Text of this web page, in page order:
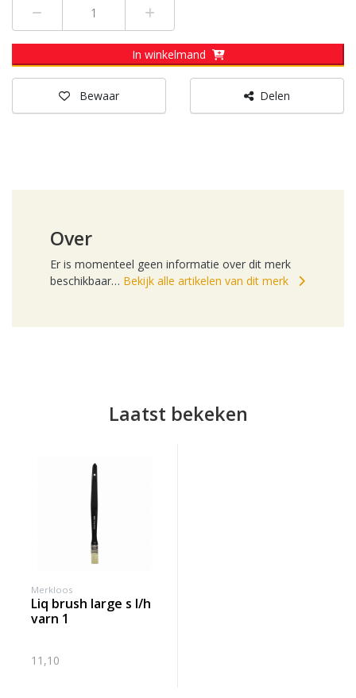
In winkelmand
Bewaar Delen
Over
Er is momenteel geen informatie over dit merk
beschikbaar… Bekijk alle artikelen van dit merk
Laatst bekeken
Merkloos
liq brush large s l/h
varn 1
11,10